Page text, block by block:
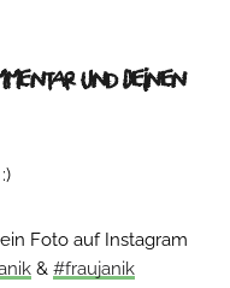
und Deinen
Foto auf Instagram
& #fraujanik